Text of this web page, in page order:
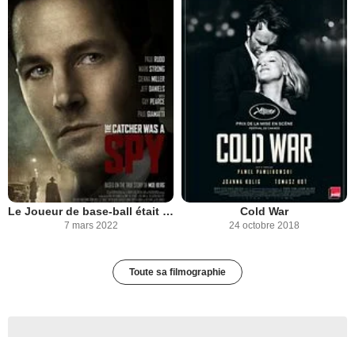
Le Joueur de base-ball était un Espion
7 mars 2022
Cold War
24 octobre 2018
Toute sa filmographie